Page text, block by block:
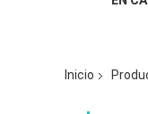
Inicio